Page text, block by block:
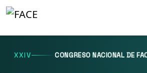
XXIV CONGRESO NACIONAL DE